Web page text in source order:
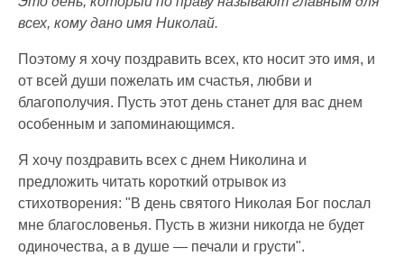
всех, кому дано имя Николай.
Поэтому я хочу поздравить всех, кто носит это имя, и
от всей души пожелать им счастья, любви и
благополучия. Пусть этот день станет для вас днем
особенным и запоминающимся.
Я хочу поздравить всех с днем Николина и
предложить читать короткий отрывок из
стихотворения: "В день святого Николая Бог послал
мне благословенья. Пусть в жизни никогда не будет
одиночества, а в душе — печали и грусти".